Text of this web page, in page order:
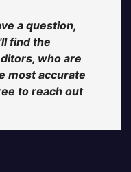
a question,
find the
who are
most accurate
to reach out